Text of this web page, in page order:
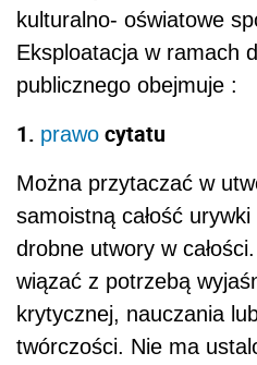
kulturalno- oświatowe
Eksploatacja w ramach
publicznego obejmuje :
1. prawo cytatu
Można przytaczać w
samoistną całość
drobne utwory w
wiązać z potrzebą
krytycznej, nauczania
twórczości. Nie ma